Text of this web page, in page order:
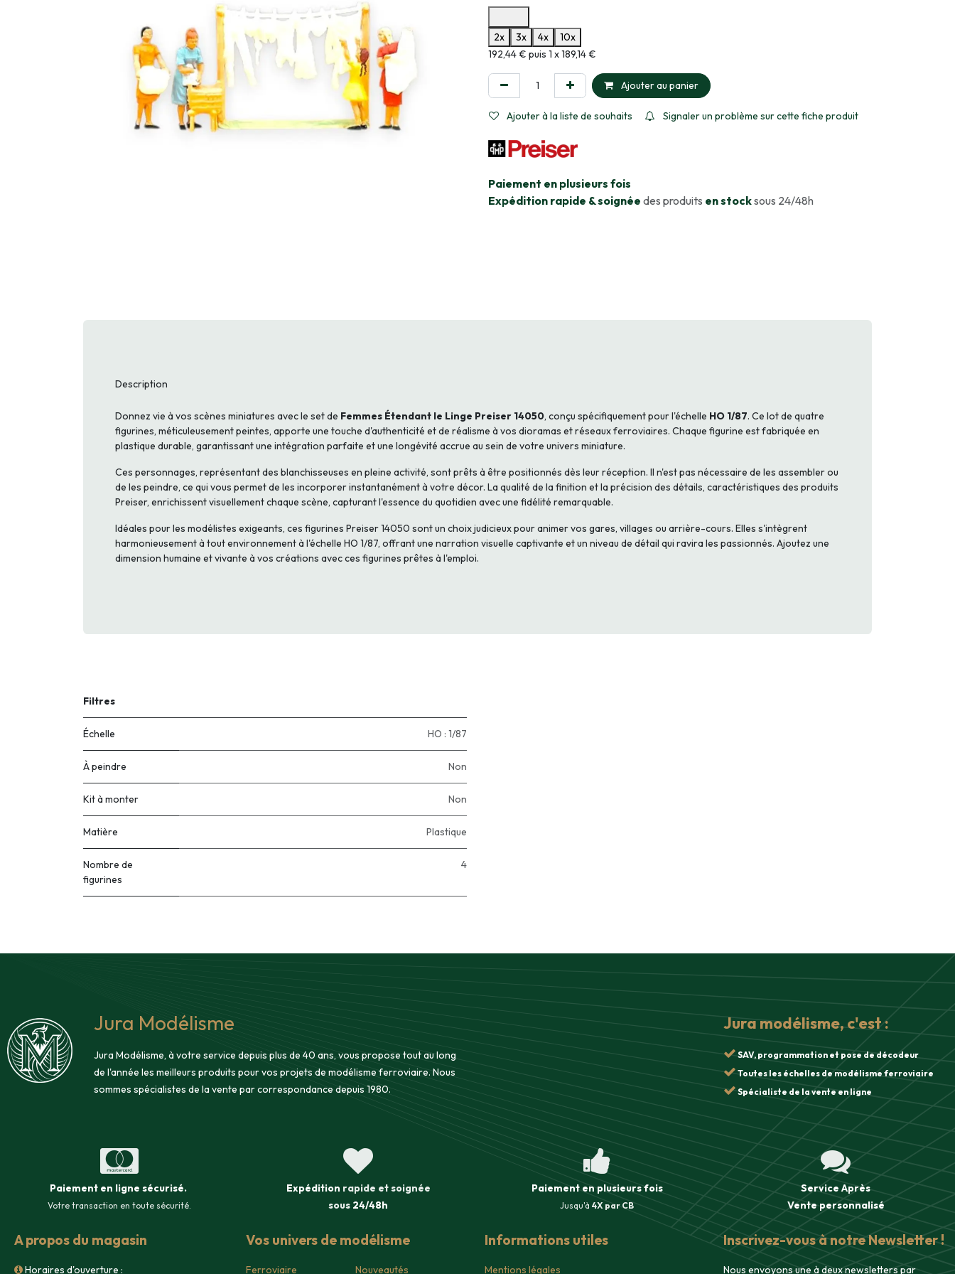
2x
3x 4x
10x
Informations sur le plan de paiement sélectionné
192,44 € puis 1 x 189,14 €
Ajouter au panier
Ajouter à la liste de souhaits Signaler un problème sur cette fiche produit
​Paiement en plusieurs fois
Expédition rapide & soignée des produits en stocksous 24/48h
Description
Donnez vie à vos scènes miniatures avec le set de Femmes Étendant le Linge Preiser 14050, conçu spécifiquement pour l'échelle HO 1/87. Ce lot de quatre
figurines, méticuleusement peintes, apporte une touche d'authenticité et de réalisme à vos dioramas et réseaux ferroviaires. Chaque figurine est fabriquée en
plastique durable, garantissant une intégration parfaite et une longévité accrue au sein de votre univers miniature.
Ces personnages, représentant des blanchisseuses en pleine activité, sont prêts à être positionnés dès leur réception. Il n'est pas nécessaire de les assembler ou
de les peindre, ce qui vous permet de les incorporer instantanément à votre décor. La qualité de la finition et la précision des détails, caractéristiques des produits
Preiser, enrichissent visuellement chaque scène, capturant l'essence du quotidien avec une fidélité remarquable.
Idéales pour les modélistes exigeants, ces figurines Preiser 14050 sont un choix judicieux pour animer vos gares, villages ou arrière-cours. Elles s'intègrent
harmonieusement à tout environnement à l'échelle HO 1/87, offrant une narration visuelle captivante et un niveau de détail qui ravira les passionnés. Ajoutez une
dimension humaine et vivante à vos créations avec ces figurines prêtes à l'emploi.
Filtres
Échelle HO : 1/87
À peindre Non
Kit à monter Non
Matière Plastique
Nombre de
figurines
4
Jura Modélisme
Jura Modélisme, à votre service depuis plus de 40 ans, vous propose tout au long
de l'année les meilleurs produits pour vos projets de modélisme ferroviaire. Nous
sommes spécialistes de la vente par correspondance depuis 1980.
Paiement en ligne sécurisé.
Votre transaction en toute sécurité.
Expédition rapide et soignée
sous 24/48h
Paiement en plusieurs fois
Jusqu'à 4X par CB
Service Après
Ventepersonnalisé
A propos du magasin
Horaires d'ouverture :
Vos univers de modélisme
Ferroviaire Nouveautés
Informations utiles
Mentions légales
Inscrivez-vous à notre Newsletter !
Nous envoyons une à deux newsletters par
Jura modélisme, c'est :
SAV, programmation et pose de décodeur
Toutes les échelles de modélisme ferroviaire
Spécialiste de la vente en ligne